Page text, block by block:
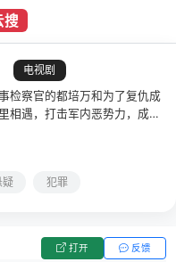
搜
电视剧
检察官的都培万和为了复仇成
相遇，打击军内恶势力，成为
疑 犯罪
打开 反馈